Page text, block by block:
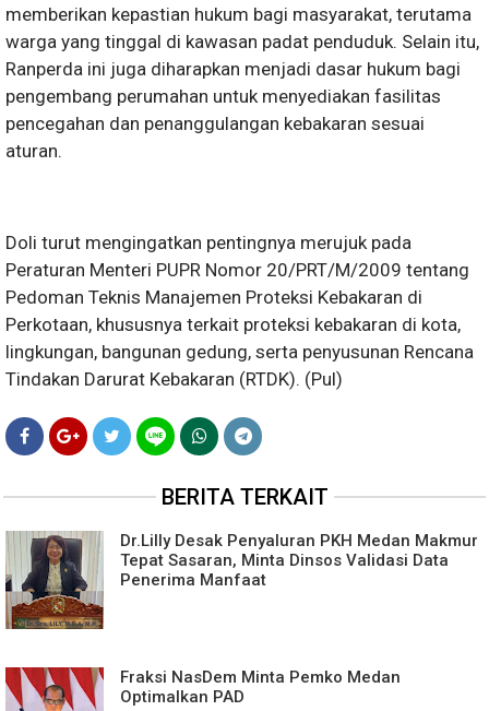
memberikan kepastian hukum bagi masyarakat, terutama
warga yang tinggal di kawasan padat penduduk. Selain itu,
Ranperda ini juga diharapkan menjadi dasar hukum bagi
pengembang perumahan untuk menyediakan fasilitas
pencegahan dan penanggulangan kebakaran sesuai
aturan.
Doli turut mengingatkan pentingnya merujuk pada
Peraturan Menteri PUPR Nomor 20/PRT/M/2009 tentang
Pedoman Teknis Manajemen Proteksi Kebakaran di
Perkotaan, khususnya terkait proteksi kebakaran di kota,
lingkungan, bangunan gedung, serta penyusunan Rencana
Tindakan Darurat Kebakaran (RTDK). (Pul)
BERITA TERKAIT
Dr.Lilly Desak Penyaluran PKH Medan Makmur
Tepat Sasaran, Minta Dinsos Validasi Data
Penerima Manfaat
Fraksi NasDem Minta Pemko Medan
Optimalkan PAD